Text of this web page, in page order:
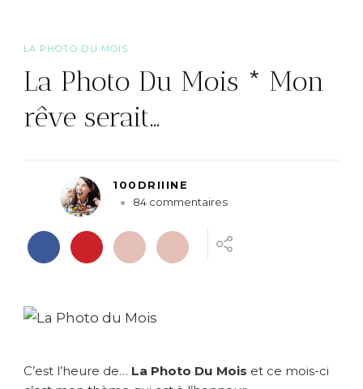
LA PHOTO DU MOIS
La Photo Du Mois * Mon
rêve serait…
100DRIIINE
84 commentairess
r
L
D
C’est l’heure de… La Photo Du Mois et ce mois-ci